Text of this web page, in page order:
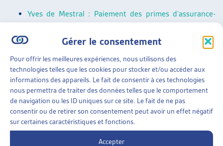
Gérer le consentement
Pour offrir les meilleures expériences, nous utilisons des
technologies telles que les cookies pour stocker et/ou accéder aux
informations des appareils. Le fait de consentir à ces technologies
nous permettra de traiter des données telles que le comportement
de navigation ou les ID uniques sur ce site. Le fait de ne pas
consentir ou de retirer son consentement peut avoir un effet négatif
sur certaines caractéristiques et fonctions.
Accepter
Yves de Mestral : Paiement des primes d’assurance-
poursuites de la Ville de Zurich, Dossier du mois,
février 2022
Paola Stanić : Primes d’assurance-maladie impayées : à
petits pas vers une meilleure solution ? Dossier Veille,
mai 2021.
Florence Meyer, Martine Kurth, Sébastien Mercier :
Jeunes endetté-es à la majorité parce que leurs
parents n’ont pas payé leurs primes d’assurance-